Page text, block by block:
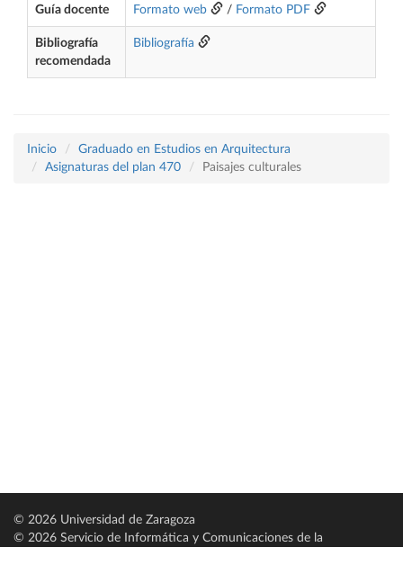
Guía docente Formato web / Formato PDF
Bibliografía
recomendada
Bibliografía
Inicio
Graduado en Estudios en Arquitectura
Asignaturas del plan 470
Paisajes culturales
© 2026 Universidad de Zaragoza
© 2026 Servicio de Informática y Comunicaciones de la